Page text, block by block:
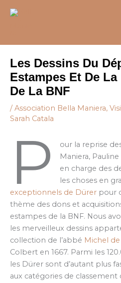
Les Dessins Du
Estampes Et De
De La BNF
/Association Bella Maniera,
Sarah Catala
P
our la reprise
Maniera,
en charge des
les choses en
exceptionnels de Dürer pour
thème des dons et
estampes de la BNF. Nous
les merveilleux dessins
collection de l’abbé Michel
Colbert en 1667. Parmi les
les Dürer sont d’autant plus
aux catégories de classement